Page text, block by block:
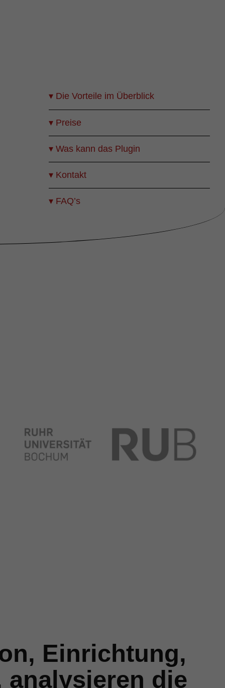
▾ Die Vorteile im Überblick
▾ Preise
▾ Was kann das Plugin
▾ Kontakt
▾ FAQ’s
Einrichtung,
analysieren die